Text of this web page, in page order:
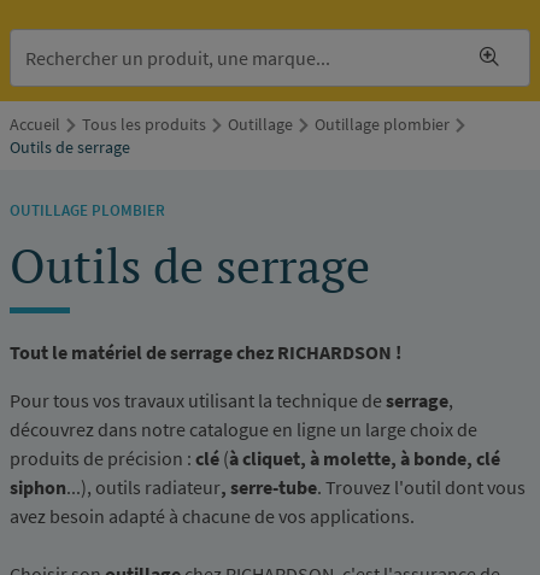
Accueil Tous les produits Outillage
Outillage plombier
Outils de serrage
OUTILLAGE PLOMBIER
Outils de serrage
Tout le matériel de serrage chez RICHARDSON !
Pour tous vos travaux utilisant la technique deserrage,
découvrez dans notre catalogue en ligne un large choix de
produits de précision : clé (à cliquet, à molette, à bonde, clé
siphon...), outils radiateur, serre-tube. Trouvez l'outil dont vous
avez besoin adapté à chacune de vos applications.